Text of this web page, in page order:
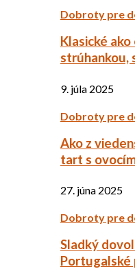
Dobroty pre
Klasické
strúhankou,
9. júla 2025
Dobroty pre
Ako z
tart s
27. júna 2025
Dobroty pre
Sladký
Portugalské